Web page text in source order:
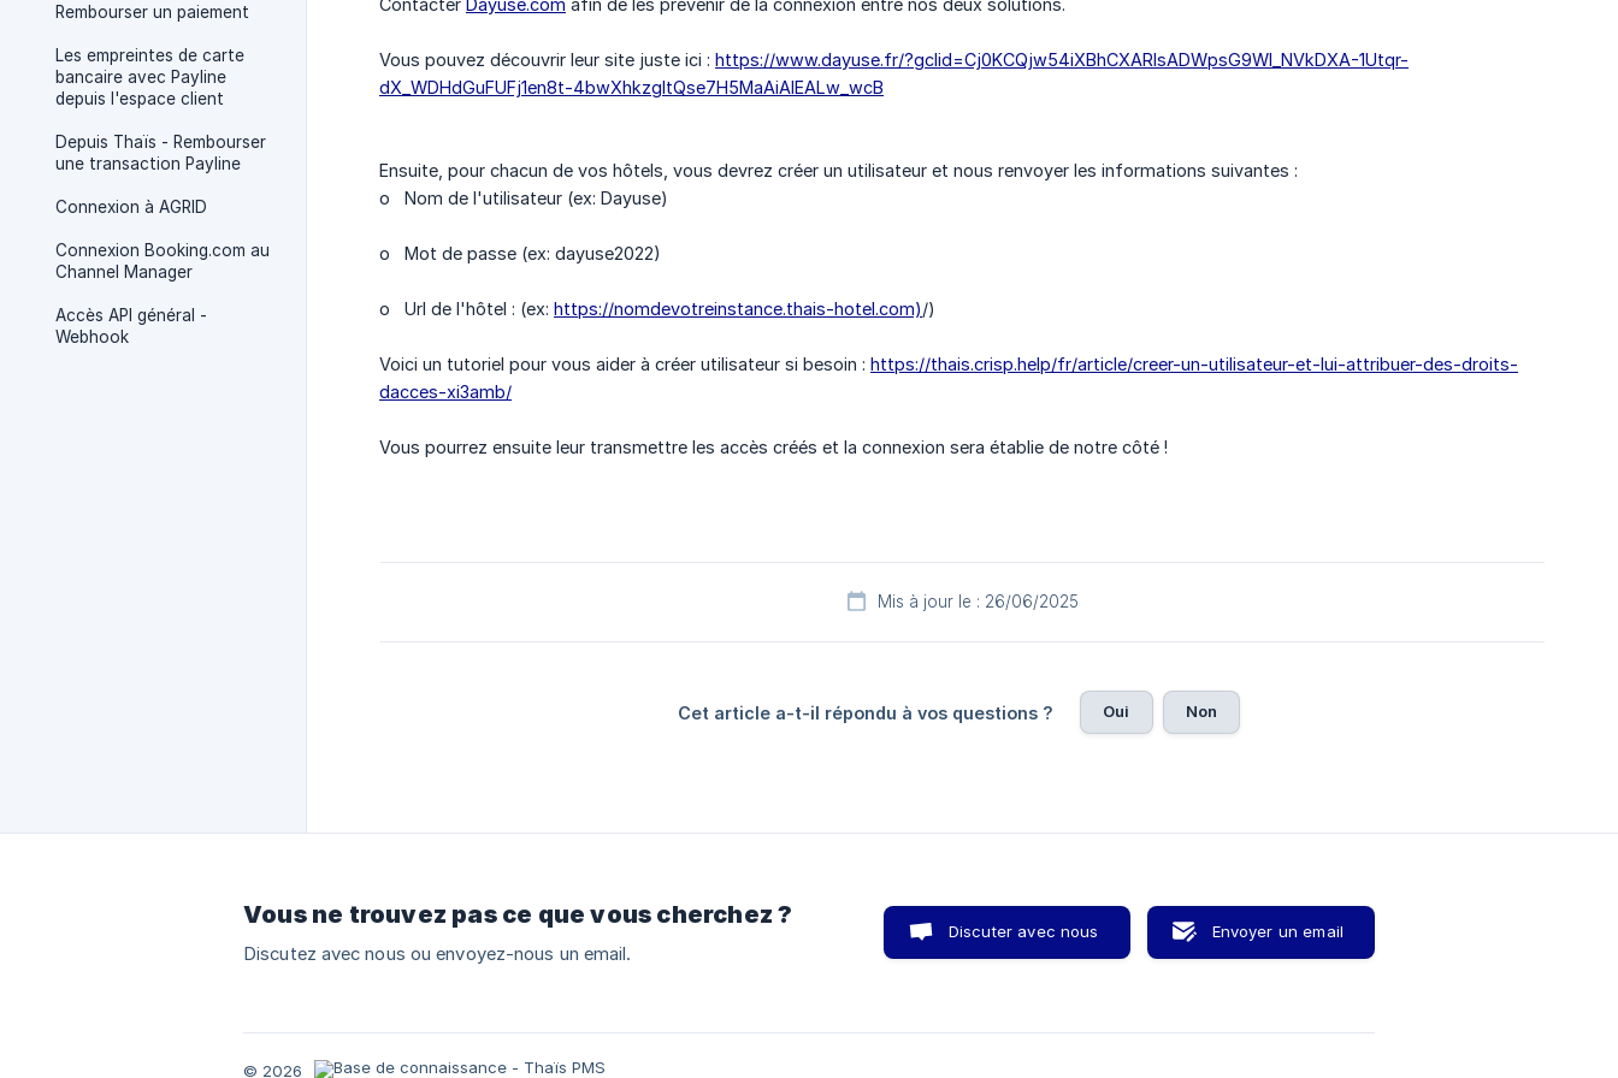
Rembourser un paiement
Les empreintes de carte
bancaire avec Payline
depuis l'espace client
Depuis Thaïs - Rembourser
une transaction Payline
Connexion à AGRID
Connexion Booking.com au
Channel Manager
Accès API général -
Webhook
Contacter Dayuse.com afin de les prévenir de la connexion entre nos deux solutions.
Vous pouvez découvrir leur site juste ici : https://www.dayuse.fr/?gclid=Cj0KCQjw54iXBhCXARIsADWpsG9WI_NVkDXA-1Utqr-
dX_WDHdGuFUFj1en8t-4bwXhkzgItQse7H5MaAiAIEALw_wcB
Ensuite, pour chacun de vos hôtels, vous devrez créer un utilisateur et nous renvoyer les informations suivantes :
o Nom de l'utilisateur (ex: Dayuse)
o Mot de passe (ex: dayuse2022)
o Url de l'hôtel : (ex: https://nomdevotreinstance.thais-hotel.com)/)
Voici un tutoriel pour vous aider à créer utilisateur si besoin : https://thais.crisp.help/fr/article/creer-un-utilisateur-et-lui-attribuer-des-droits-
dacces-xi3amb/
Vous pourrez ensuite leur transmettre les accès créés et la connexion sera établie de notre côté !
Mis à jour le : 26/06/2025
Cet article a-t-il répondu à vos questions ? Oui Non
Vous ne trouvez pas ce que vous cherchez ?
Discutez avec nous ou envoyez-nous un email.
Discuter avec nous Envoyer un email
© 2026